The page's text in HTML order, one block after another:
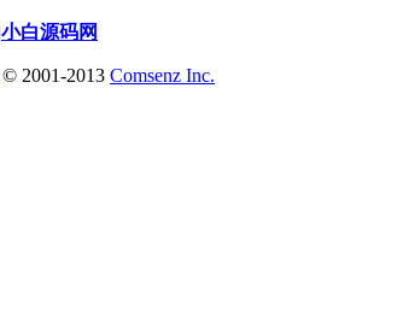
小白源码网
© 2001-2013 Comsenz Inc.